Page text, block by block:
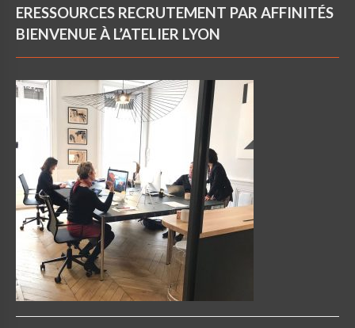
ERESSOURCES RECRUTEMENT PAR AFFINITÉS
BIENVENUE À L’ATELIER LYON